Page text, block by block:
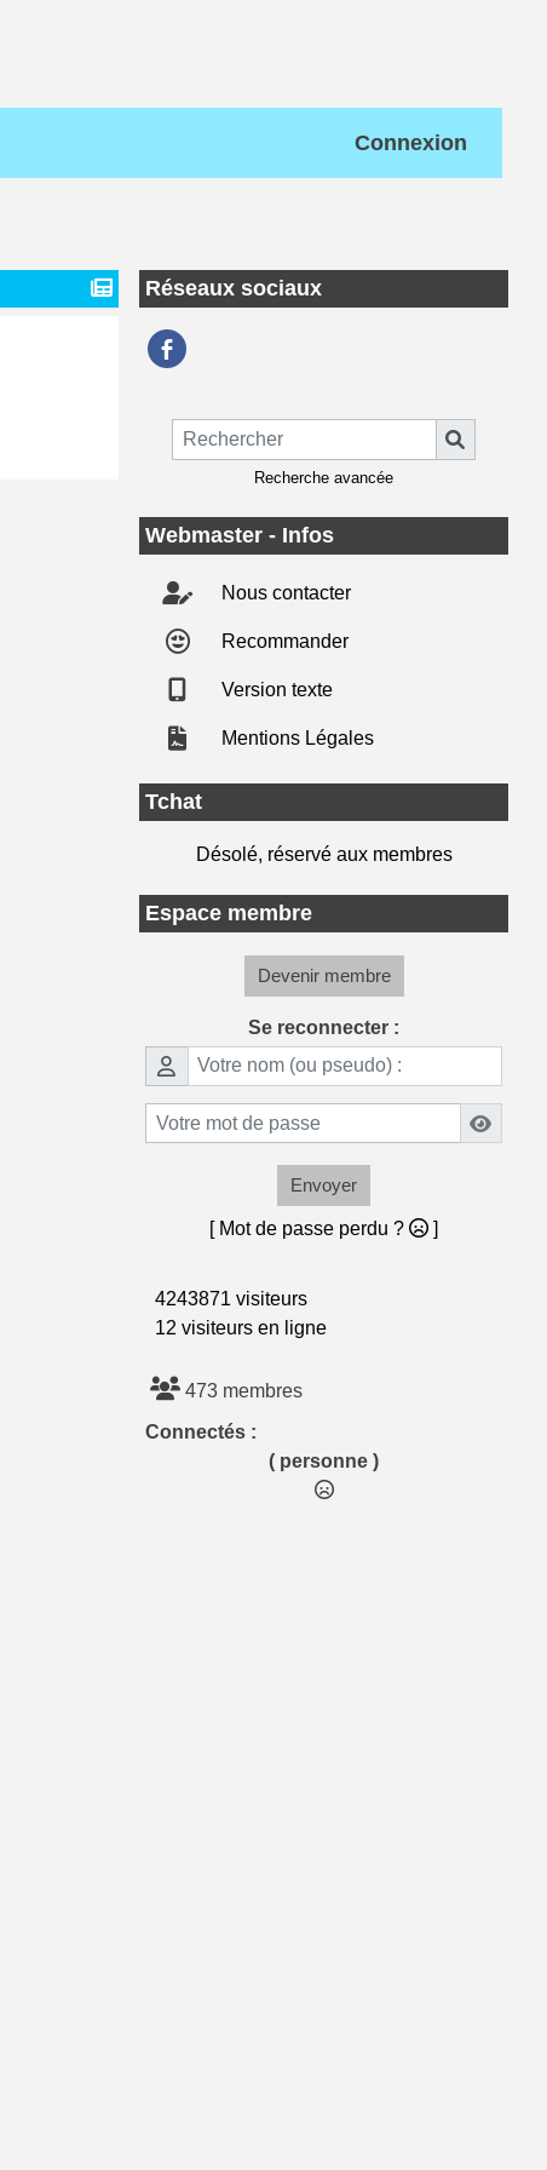
Connexion
Réseaux sociaux
Recherche avancée
Webmaster - Infos
Nous contacter
Recommander
Version texte
Mentions Légales
Tchat
Désolé, réservé aux membres
Espace membre
Devenir membre
Se reconnecter :
Envoyer
[ Mot de passe perdu ? ]
4243871 visiteurs
12 visiteurs en ligne
473 membres
Connectés :
( personne )